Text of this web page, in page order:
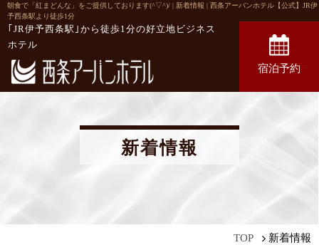
朝食で「紅まどんな」をご提供しております(^▽^)/ | 新着情報 | 西条アーバンホテル【公式】JR伊
予西条駅より徒歩1分
｢JR伊予西条駅｣から徒歩1分の好立地ビジネス
ホテル
宿泊予約
新着情報
TOP 新着情報